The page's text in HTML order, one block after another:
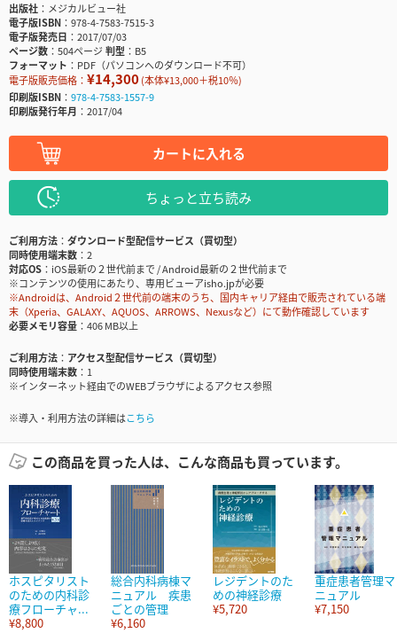
出版社
メジカルビュー社
電子版ISBN
978-4-7583-7515-3
電子版発売日
2017/07/03
ページ数
504ページ判型
B5
フォーマット
PDF（パソコンへのダウンロード不可）
電子版販売価格： ¥14,300(本体¥13,000＋税10％)
印刷版ISBN
978-4-7583-1557-9
印刷版発行年月
2017/04
カートに入れる
ちょっと立ち読み
ご利用方法
ダウンロード型配信サービス（買切型）
同時使用端末数
2
対応OS
iOS最新の２世代前まで / Android最新の２世代前まで
※コンテンツの使用にあたり、専用ビューアisho.jpが必要
※Androidは、Android２世代前の端末のうち、国内キャリア経由で販売されている端
末（Xperia、GALAXY、AQUOS、ARROWS、Nexusなど）にて動作確認しています
必要メモリ容量
406 MB以上
ご利用方法
アクセス型配信サービス（買切型）
同時使用端末数
1
※インターネット経由でのWEBブラウザによるアクセス参照
※導入・利用方法の詳細はこちら
この商品を買った人は、こんな商品も買っています。
ホスピタリスト
のための内科診
療フローチャ...
¥8,800
総合内科病棟マ
ニュアル 疾患
ごとの管理
¥6,160
レジデントのた
めの神経診療
¥5,720
重症患者管理マ
ニュアル
¥7,150